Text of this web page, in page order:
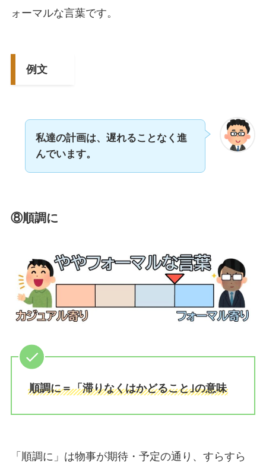
ォーマルな言葉です。
例文
私達の計画は、遅れることなく進
んでいます。
⑧順調に
順調に＝「滞りなくはかどること｣の意味
「順調に」は物事が期待・予定の通り、すらすら